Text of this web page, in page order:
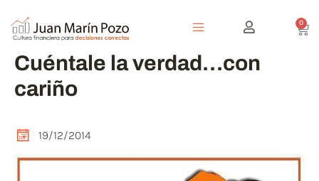
0
Cuéntale la verdad…con
cariño
19/12/2014